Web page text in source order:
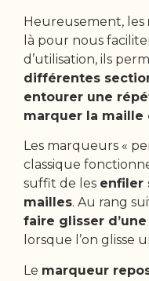
Heureusement, les
là pour nous
d’utilisation, ils
différentes
entourer une
marquer la maille
Les marqueurs «
classique
suffit de les enfiler
mailles. Au rang
faire glisser
lorsque l’on glisse
Le marqueur